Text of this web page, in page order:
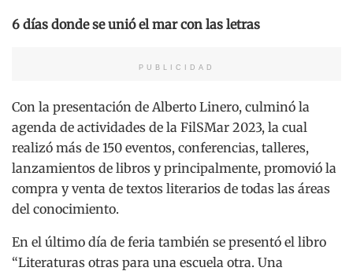
6 días donde se unió el mar con las letras
PUBLICIDAD
Con la presentación de Alberto Linero, culminó la
agenda de actividades de la FilSMar 2023, la cual
realizó más de 150 eventos, conferencias, talleres,
lanzamientos de libros y principalmente, promovió la
compra y venta de textos literarios de todas las áreas
del conocimiento.
En el último día de feria también se presentó el libro
“Literaturas otras para una escuela otra. Una